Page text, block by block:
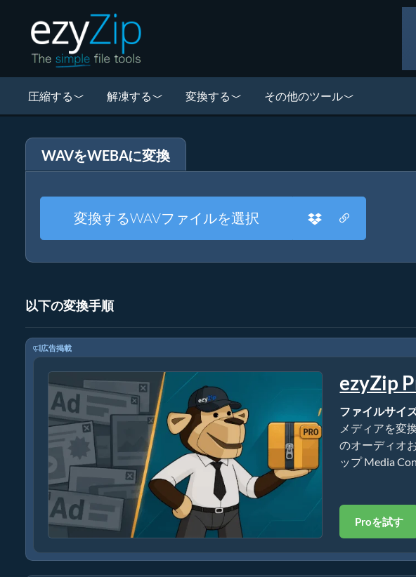
圧縮する 解凍する 変換する その他のツール
WAVをWEBAに変換
変換するWAVファイルを選択
以下の変換手順
広告掲載
ezyZip
ファイルサイ
メディアを変
のオーディオ
ップ Media
Proを試す